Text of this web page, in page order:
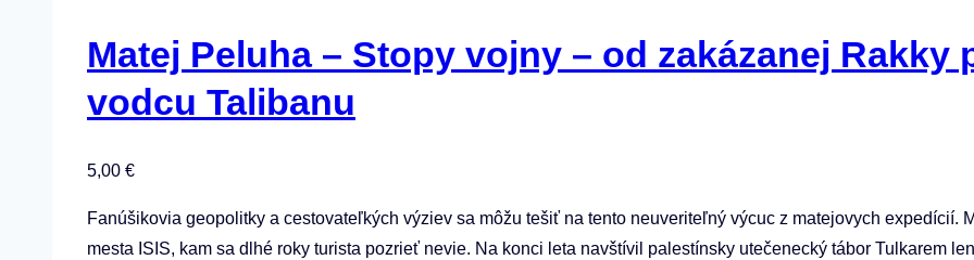
Matej Peluha – Stopy vojny – od zakázanej
vodcu Talibanu
5,00 €
Fanúšikovia geopolitky a cestovateľkých výziev sa môžu tešiť na tento neuveriteľný výcuc z matejovych expedícií.
mesta ISIS, kam sa dlhé roky turista pozrieť nevie. Na konci leta navštívil palestínsky utečenecký tábor Tulkarem